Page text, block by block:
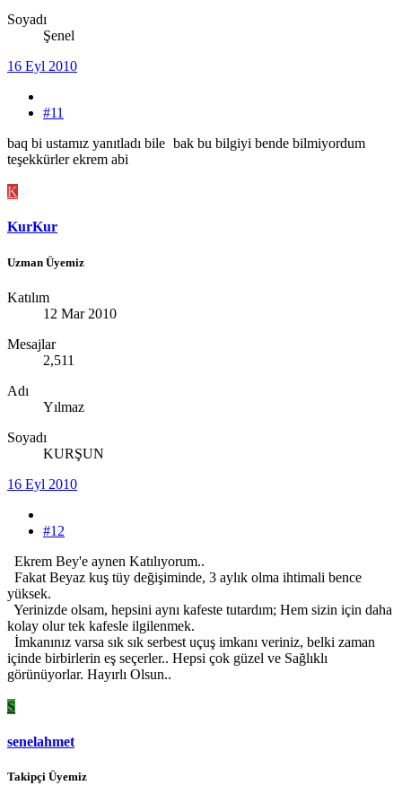
Soyadı
Şenel
16 Eyl 2010
#11
baq bi ustamız yanıtladı bile bak bu bilgiyi bende bilmiyordum
teşekkürler ekrem abi
K
KurKur
Uzman Üyemiz
Katılım
12 Mar 2010
Mesajlar
2,511
Adı
Yılmaz
Soyadı
KURŞUN
16 Eyl 2010
#12
Ekrem Bey'e aynen Katılıyorum..
Fakat Beyaz kuş tüy değişiminde, 3 aylık olma ihtimali bence
yüksek.
Yerinizde olsam, hepsini aynı kafeste tutardım; Hem sizin için daha
kolay olur tek kafesle ilgilenmek.
İmkanınız varsa sık sık serbest uçuş imkanı veriniz, belki zaman
içinde birbirlerin eş seçerler.. Hepsi çok güzel ve Sağlıklı
görünüyorlar. Hayırlı Olsun..
S
senelahmet
Takipçi Üyemiz